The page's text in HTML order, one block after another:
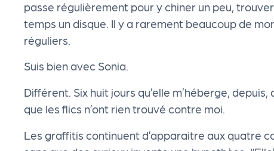
passe régulièrement pour y chiner un peu,
temps un disque. Il y a rarement beaucoup de
réguliers.
Suis bien avec Sonia.
Différent. Six huit jours qu’elle m’héberge,
que les flics n’ont rien trouvé contre moi.
Les graffitis continuent d’apparaitre aux quatre
R
O
G!
P